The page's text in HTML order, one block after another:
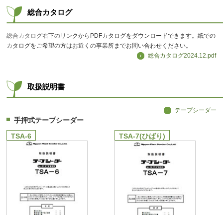
総合カタログ
総合カタログ右下のリンクからPDFカタログをダウンロードできます。紙での
カタログをご希望の方はお近くの事業所までお問い合わせください。
総合カタログ2024.12.pdf
取扱説明書
テープシーダー
手押式テープシーダー
TSA-6
TSA-7(ひばり)